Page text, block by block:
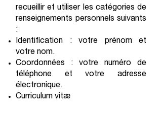
recueillir et utiliser les catégories de
renseignements personnels suivants
:
Identification : votre prénom et
votre nom.
Coordonnées : votre numéro de
téléphone et votre adresse
électronique.
Curriculum vitæ